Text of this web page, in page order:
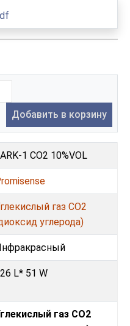
Добавить в корзину
1 CO2 10%VOL
газ CO2
углерода)
L* 51 W
газ CO2